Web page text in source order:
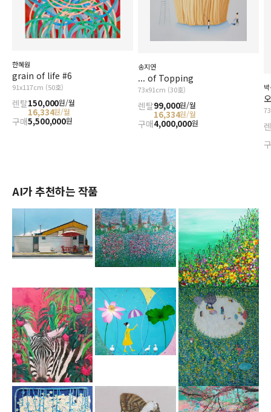
한혜원
grain of life #6
91x117cm (50호)
렌탈150,000원/월
16,334원/월
구매5,500,000원
송지연
... of Topping
73x91cm (30호)
렌탈99,000원/월
16,334원/월
구매4,000,000원
AI가 추천하는 작품